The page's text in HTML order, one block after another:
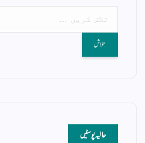
حالیہ پوسٹیں